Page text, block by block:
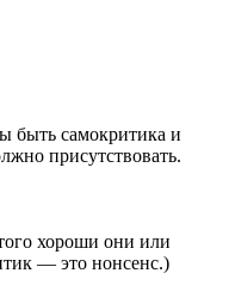
быть самокритика и
присутствовать.
хороши они или
— это нонсенс.)